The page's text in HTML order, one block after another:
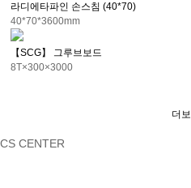
라디에타파인 손스침 (40*70)
40*70*3600mm
【SCG】 그루브보드
8T×300×3000
더
CS CENTER